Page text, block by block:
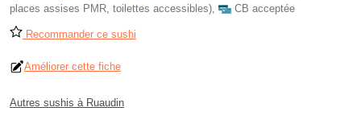
places assises PMR, toilettes accessibles), CB acceptée
Recommander ce sushi
Améliorer cette fiche
Autres sushis à Ruaudin